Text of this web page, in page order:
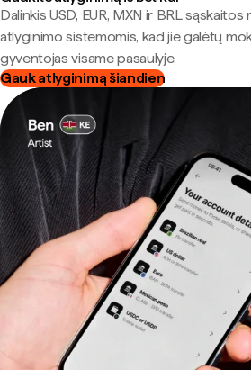
Dalinkis USD, EUR, MXN ir BRL
atlyginimo sistemomis, kad jie galėtų
gyventojas visame pasaulyje.
Gauk atlyginimą šiandien